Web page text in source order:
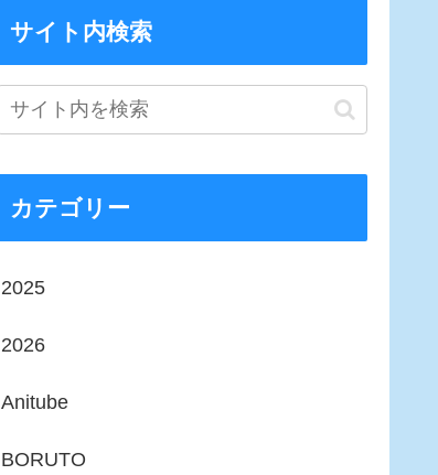
サイト内検索
カテゴリー
2025
2026
Anitube
BORUTO